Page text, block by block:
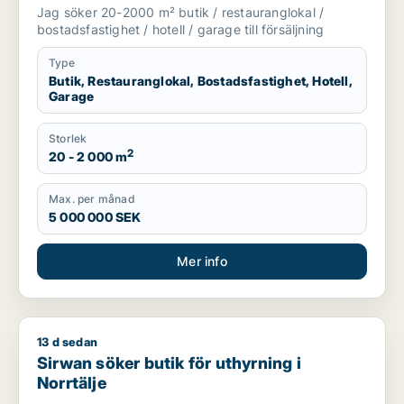
salu i Stockholms län
Jag söker 20-2000 m² butik / restauranglokal /
bostadsfastighet / hotell / garage till försäljning
Type
Butik, Restauranglokal, Bostadsfastighet, Hotell,
Garage
Storlek
20 - 2 000 m2
Max. per månad
5 000 000 SEK
Mer info
Sirwan söker butik för uthyrning i Norrtälje
13 d sedan
Sirwan söker butik för uthyrning i
Norrtälje